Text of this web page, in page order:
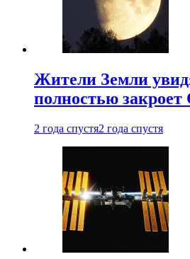
Жители Земли
полностью закроет
2 года спустя2 года спустя